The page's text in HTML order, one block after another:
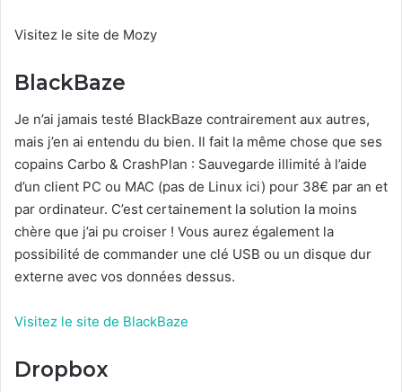
Visitez le site de Mozy
BlackBaze
Je n’ai jamais testé BlackBaze contrairement aux autres,
mais j’en ai entendu du bien. Il fait la même chose que ses
copains Carbo & CrashPlan : Sauvegarde illimité à l’aide
d’un client PC ou MAC (pas de Linux ici) pour 38€ par an et
par ordinateur. C’est certainement la solution la moins
chère que j’ai pu croiser ! Vous aurez également la
possibilité de commander une clé USB ou un disque dur
externe avec vos données dessus.
Visitez le site de BlackBaze
Dropbox